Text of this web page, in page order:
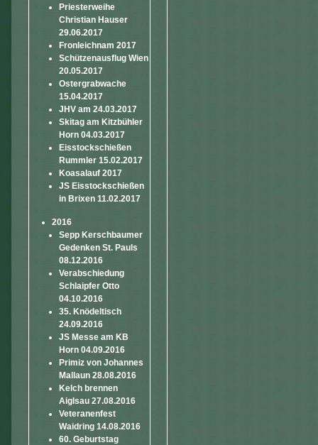
Priesterweihe
Christian Hauser
29.06.2017
Fronleichnam 2017
Schützenausflug Wien
20.05.2017
Ostergrabwache
15.04.2017
JHV am 24.03.2017
Skitag am Kitzbühler
Horn 04.03.2017
Eisstockschießen
Rummler 15.02.2017
Koasalauf 2017
JS Eisstockschießen
in Brixen 11.02.2017
2016
Sepp Kerschbaumer
Gedenken St. Pauls
08.12.2016
Verabschiedung
Schlaipfer Otto
04.10.2016
35. Knödeltisch
24.09.2016
JS Messe am KB
Horn 04.09.2016
Primiz von Johannes
Mallaun 28.08.2016
Kelch brennen
Aiglsau 27.08.2016
Veteranenfest
Waidring 14.08.2016
60. Geburtstag